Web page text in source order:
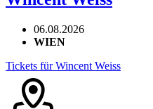
06.08.2026
WIEN
Tickets für Wincent Weiss